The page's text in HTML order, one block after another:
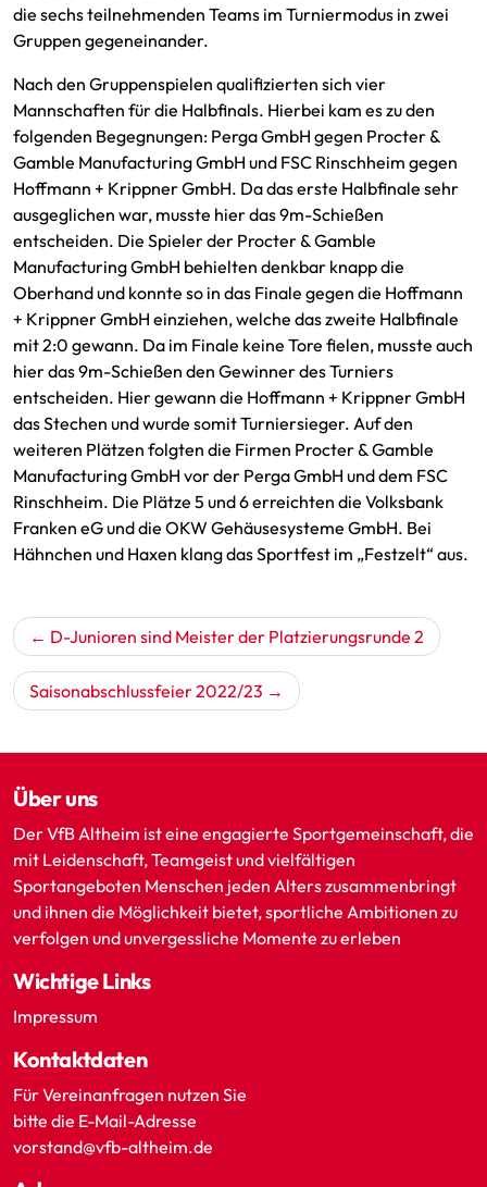
die sechs teilnehmenden Teams im Turniermodus in zwei
Gruppen gegeneinander.
Nach den Gruppenspielen qualifizierten sich vier
Mannschaften für die Halbfinals. Hierbei kam es zu den
folgenden Begegnungen: Perga GmbH gegen Procter &
Gamble Manufacturing GmbH und FSC Rinschheim gegen
Hoffmann + Krippner GmbH. Da das erste Halbfinale sehr
ausgeglichen war, musste hier das 9m-Schießen
entscheiden. Die Spieler der Procter & Gamble
Manufacturing GmbH behielten denkbar knapp die
Oberhand und konnte so in das Finale gegen die Hoffmann
+ Krippner GmbH einziehen, welche das zweite Halbfinale
mit 2:0 gewann. Da im Finale keine Tore fielen, musste auch
hier das 9m-Schießen den Gewinner des Turniers
entscheiden. Hier gewann die Hoffmann + Krippner GmbH
das Stechen und wurde somit Turniersieger. Auf den
weiteren Plätzen folgten die Firmen Procter & Gamble
Manufacturing GmbH vor der Perga GmbH und dem FSC
Rinschheim. Die Plätze 5 und 6 erreichten die Volksbank
Franken eG und die OKW Gehäusesysteme GmbH. Bei
Hähnchen und Haxen klang das Sportfest im „Festzelt“ aus.
Beitragsnavigation
D-Junioren sind Meister der Platzierungsrunde 2
Saisonabschlussfeier 2022/23
Über uns
Der VfB Altheim ist eine engagierte Sportgemeinschaft, die
mit Leidenschaft, Teamgeist und vielfältigen
Sportangeboten Menschen jeden Alters zusammenbringt
und ihnen die Möglichkeit bietet, sportliche Ambitionen zu
verfolgen und unvergessliche Momente zu erleben
Wichtige Links
Impressum
Kontaktdaten
Für Vereinanfragen nutzen Sie
bitte die E-Mail-Adresse
vorstand@vfb-altheim.de